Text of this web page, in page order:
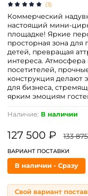
(3)
Наличие: В наличии
127 500 ₽ 133
ВАРИАНТ ПОСТАВКИ
В наличии - Сразу
Свой вариант
Коммерческий
настоящий мини-
площадке! Яркие
просторная зона
детей, превращая
интереса.
посетителей,
конструкция делают
для бизнеса,
ярким эмоциям